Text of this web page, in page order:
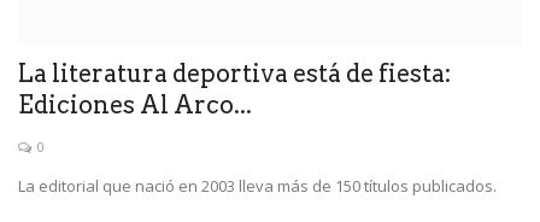
La literatura deportiva está de fiesta:
Ediciones Al Arco...
0
La editorial que nació en 2003 lleva más de 150 títulos publicados.